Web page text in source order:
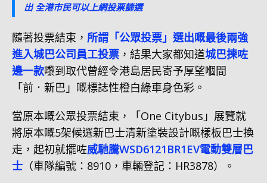
出 全港市民可以上網投票篩選
隨著投票結束， 所謂「公眾投票」選出嘅最後兩強
進入城巴公司員工投票 ，結果大家都知道城巴揀咗
邊一款嚟到取代曾經令港島居民寄予厚望嗰間
「前．新巴」嘅標誌性橙白綠車身色彩。
當原本嘅公眾投票結束，「One Citybus」展覽就
將原本嘅5架候選新巴士清新塗裝設計嘅樣板巴士換
走，起初就擺咗威馳騰WSD6121BR1EV電動雙層巴
士 （車隊編號：8910，車輛登記：HR3878）。